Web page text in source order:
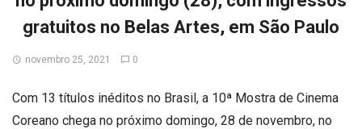
gratuitos no Belas Artes, em São Paulo
novembro 25, 2021 0
Com 13 títulos inéditos no Brasil, a 10ª Mostra de Cinema
Coreano chega no próximo domingo, 28 de novembro, no